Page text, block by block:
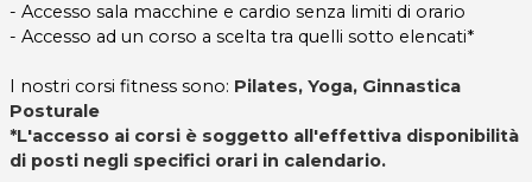
- Accesso sala macchine e cardio senza limiti di orario
- Accesso ad un corso a scelta tra quelli sotto elencati*
I nostri corsi fitness sono: Pilates, Yoga, Ginnastica
Posturale
*L'accesso ai corsi è soggetto all'effettiva disponibilità
di posti negli specifici orari in calendario.